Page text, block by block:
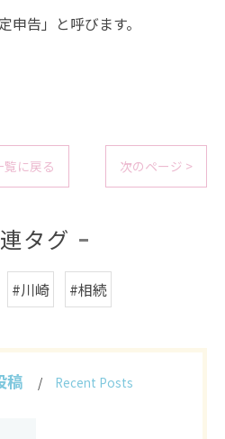
告」と呼びます。
覧に戻る 次のページ >
タグ
#川崎 #相続
稿 Recent Posts